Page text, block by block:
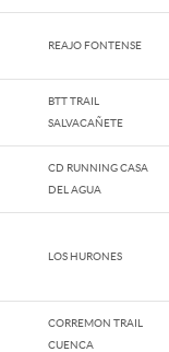
REAJO FONTENSE
BTT TRAIL
SALVACAÑETE
CD RUNNING CASA
DEL AGUA
LOS HURONES
CORREMON TRAIL
CUENCA